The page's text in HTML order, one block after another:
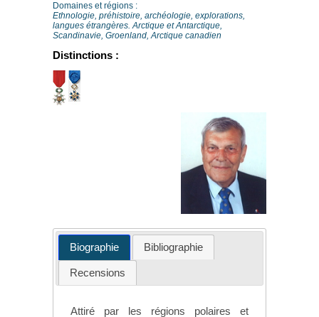
Domaines et régions :
Ethnologie, préhistoire, archéologie, explorations,
langues étrangères. Arctique et Antarctique,
Scandinavie, Groenland, Arctique canadien
Distinctions :
Biographie Bibliographie
Recensions
Attiré par les régions polaires et